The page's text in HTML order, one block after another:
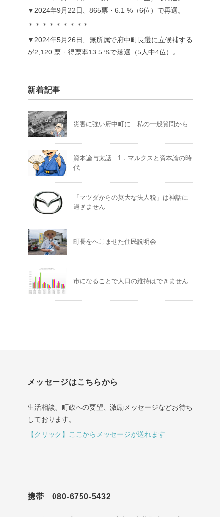
▼2024年9月22日、865票・6.1 %（6位）で再選。
＊＊＊＊＊＊＊＊＊
▼2024年5月26日、無所属で府中町長選に立候補する
が2,120 票・得票率13.5 %で落選（5人中4位）。
新着記事
災害に強い府中町に 私の一般質問から
資本論与太話 1．マルクスと資本論の時
代
「マツダからの莫大な法人税」は神話に
過ぎません
町長をへこませた住民説明会
市になることで人口の維持はできません
メッセージはこちらから
生活相談、町政への要望、激励メッセージなどお待ち
しております。
【クリック】ここからメッセージが送れます
携帯 080-6750-5432